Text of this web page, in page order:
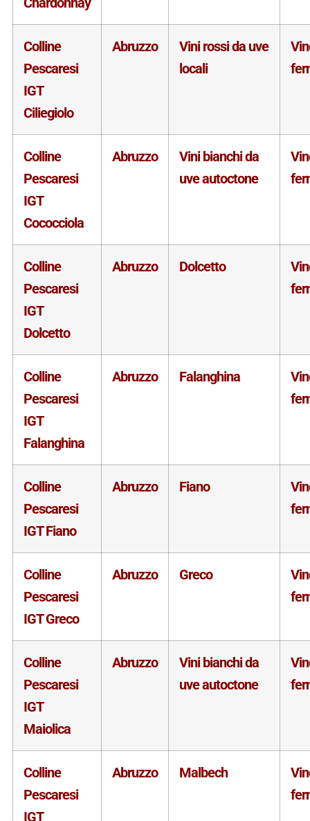
Colline
Pescaresi
IGT
Ciliegiolo
Abruzzo
Vini rossi da uve
locali
Colline
Pescaresi
IGT
Cococciola
Abruzzo
Vini bianchi da
uve autoctone
Colline
Pescaresi
IGT
Dolcetto
Abruzzo Dolcetto
Colline
Pescaresi
IGT
Falanghina
Abruzzo Falanghina
Colline
Pescaresi
IGT Fiano
Abruzzo Fiano
Colline
Pescaresi
IGT Greco
Abruzzo Greco
Colline
Pescaresi
IGT
Maiolica
Abruzzo
Vini bianchi da
uve autoctone
Colline
Pescaresi
IGT
Abruzzo Malbech